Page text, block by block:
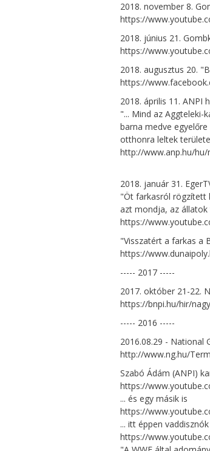
2018. november 8.
https://
2018. június 21.
https://
2018. augusztus 20.
https://
2018. április 11. ANPI
"... Mind az Aggteleki-
barna medve
otthonra leltek
http://www.anp.hu/
2018. január 31.
"Öt farkasról rögzített
azt mondja, az állatok
https://
"Visszatért a farkas a
https://
----- 2017 -----
2017. október 21-22.
https://bnpi.hu/hir/
----- 2016 -----
2016.08.29 - National
http://www.ng.hu/
Szabó Ádám (ANPI)
https://
... és egy másik is
https://
... itt éppen
https://